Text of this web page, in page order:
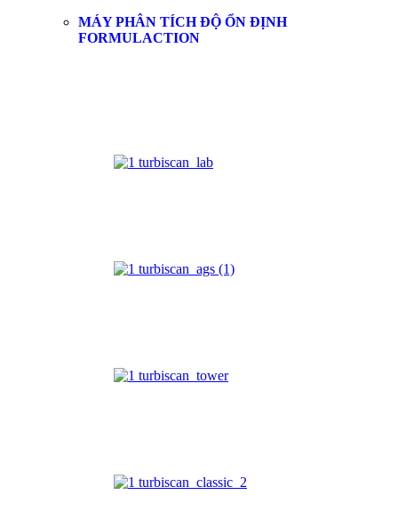
MÁY PHÂN TÍCH ĐỘ ỔN ĐỊNH
FORMULACTION